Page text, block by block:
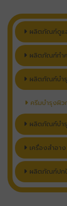
ผลิตภัณฑ์ดูแ
ผลิตภัณฑ์ทำค
ผลิตภัณฑ์บำ
ครีมบำรุงผิว
ผลิตภัณฑ์บำ
เครื่องสำอาง
ผลิตภัณฑ์ปก